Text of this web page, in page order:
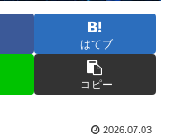
はてブ
コピー
2026.07.03